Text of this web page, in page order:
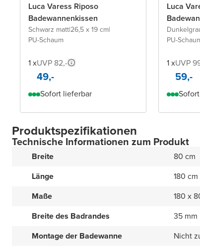
Luca Varess Riposo
Badewannenkissen
Schwarz matt|26,5 x 19 cm|
PU-Schaum
1 xUVP 82,-
49,-
Sofort lieferbar
Luca
PU-
1 xUVP
59,-
Produktspezifikationen
Technische Informationen zum Produkt
Breite
80 cm
Länge
180 cm
Maße
180 x
Breite des Badrandes
35 mm
Montage der Badewanne
Nicht